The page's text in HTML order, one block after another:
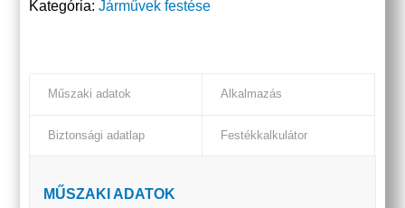
Kategória:Járművek festése
Műszaki adatok Alkalmazás
Biztonsági adatlap Festékkalkulátor
MŰSZAKI ADATOK